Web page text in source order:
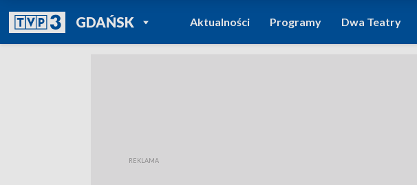
GDAŃSKPOWRÓT DO
TVP REGIONY
Aktualności Programy Dwa Teatry